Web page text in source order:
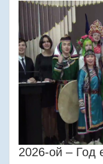
2026-ой – Год